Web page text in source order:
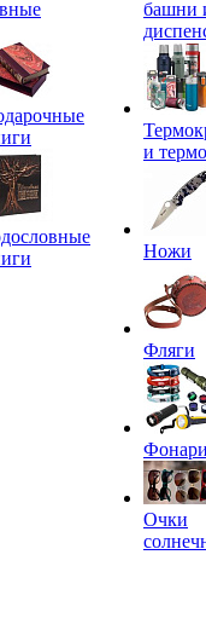
башни
и
Ножи
Фляги
Фонари
Очки